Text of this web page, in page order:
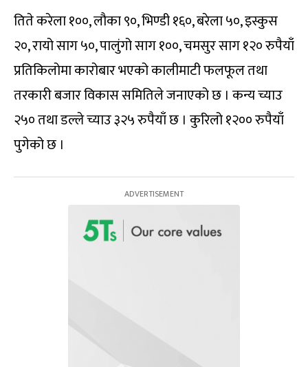
तिते करेला १००, लौका ९०, भिण्डी १६०, बरेला ५०, इस्कुस
२०, रायो साग ५०, पालुंगो साग १००, चमसुर साग १२० रुपैयाँ
प्रतिकिलोमा कारोबार भएको कालीमाटी फलफूल तथा
तरकारी बजार विकास समितिले जनाएको छ । कन्य च्याउ
२५० तथा डल्ले च्याउ ३२५ रुपैयाँ छ । कुरिलो १२०० रुपैयाँ
पुगेको छ ।